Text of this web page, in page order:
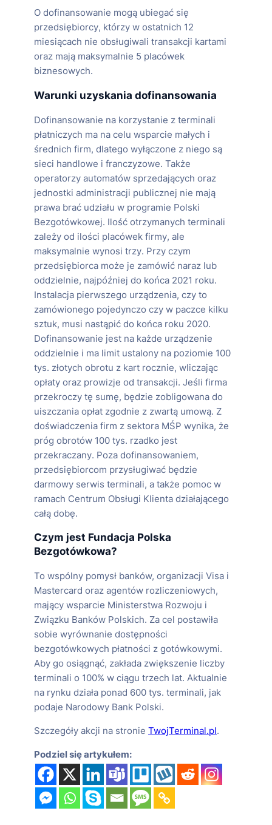
O dofinansowanie mogą ubiegać się
przedsiębiorcy, którzy w ostatnich 12
miesiącach nie obsługiwali transakcji kartami
oraz mają maksymalnie 5 placówek
biznesowych.
Warunki uzyskania dofinansowania
Dofinansowanie na korzystanie z terminali
płatniczych ma na celu wsparcie małych i
średnich firm, dlatego wyłączone z niego są
sieci handlowe i franczyzowe. Także
operatorzy automatów sprzedających oraz
jednostki administracji publicznej nie mają
prawa brać udziału w programie Polski
Bezgotówkowej. Ilość otrzymanych terminali
zależy od ilości placówek firmy, ale
maksymalnie wynosi trzy. Przy czym
przedsiębiorca może je zamówić naraz lub
oddzielnie, najpóźniej do końca 2021 roku.
Instalacja pierwszego urządzenia, czy to
zamówionego pojedynczo czy w paczce kilku
sztuk, musi nastąpić do końca roku 2020.
Dofinansowanie jest na każde urządzenie
oddzielnie i ma limit ustalony na poziomie 100
tys. złotych obrotu z kart rocznie, wliczając
opłaty oraz prowizje od transakcji. Jeśli firma
przekroczy tę sumę, będzie zobligowana do
uiszczania opłat zgodnie z zwartą umową. Z
doświadczenia firm z sektora MŚP wynika, że
próg obrotów 100 tys. rzadko jest
przekraczany. Poza dofinansowaniem,
przedsiębiorcom przysługiwać będzie
darmowy serwis terminali, a także pomoc w
ramach Centrum Obsługi Klienta działającego
całą dobę.
Czym jest Fundacja Polska
Bezgotówkowa?
To wspólny pomysł banków, organizacji Visa i
Mastercard oraz agentów rozliczeniowych,
mający wsparcie Ministerstwa Rozwoju i
Związku Banków Polskich. Za cel postawiła
sobie wyrównanie dostępności
bezgotówkowych płatności z gotówkowymi.
Aby go osiągnąć, zakłada zwiększenie liczby
terminali o 100% w ciągu trzech lat. Aktualnie
na rynku działa ponad 600 tys. terminali, jak
podaje Narodowy Bank Polski.
Szczegóły akcji na stronie TwojTerminal.pl.
Podziel się artykułem: